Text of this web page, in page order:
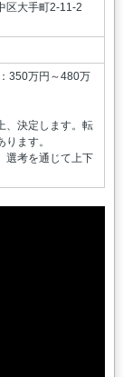
区大手町2-11-2
350万円～480万
決定します。転
ます。
考を通じて上下